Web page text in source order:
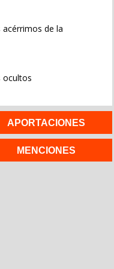
de la
ocultos
APORTACIONES
MENCIONES